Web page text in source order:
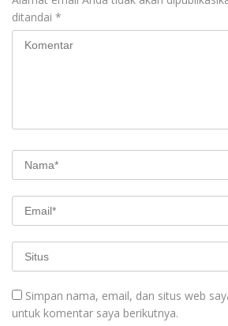
ditandai *
Simpan nama, email, dan situs web
untuk komentar saya berikutnya.